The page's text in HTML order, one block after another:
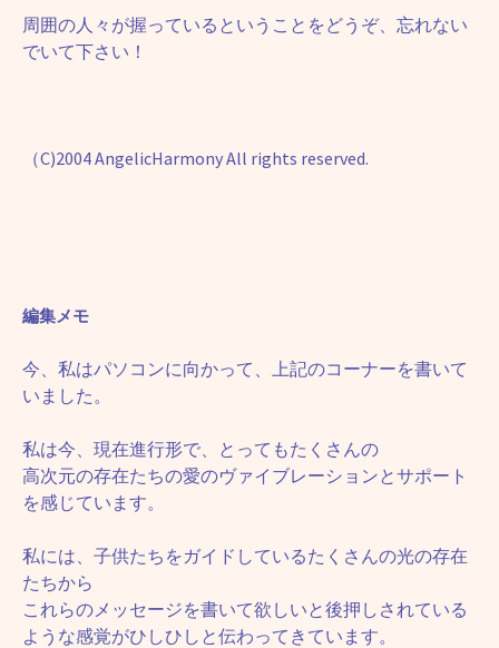
周囲の人々が握っているということをどうぞ、忘れない
でいて下さい！
（C)2004 AngelicHarmony All rights reserved.
編集メモ
今、私はパソコンに向かって、上記のコーナーを書いて
いました。
私は今、現在進行形で、とってもたくさんの
高次元の存在たちの愛のヴァイブレーションとサポート
を感じています。
私には、子供たちをガイドしているたくさんの光の存在
たちから
これらのメッセージを書いて欲しいと後押しされている
ような感覚がひしひしと伝わってきています。